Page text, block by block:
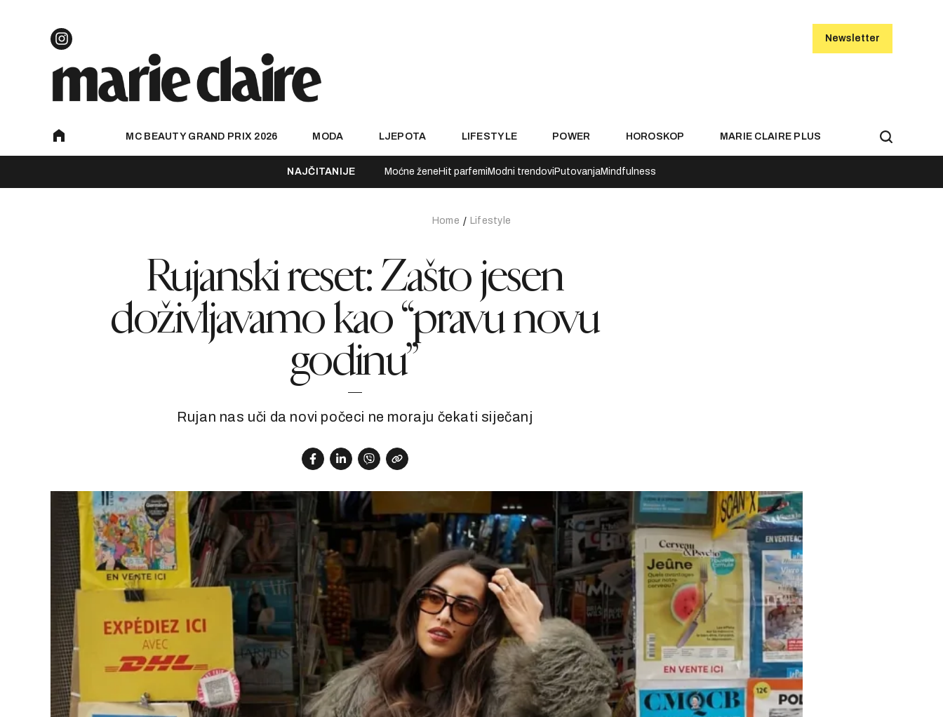
Newsletter
MC BEAUTY GRAND PRIX 2026 MODA LJEPOTA LIFESTYLE POWER HOROSKOP MARIE CLAIRE PLUS
NAJČITANIJE Moćne žene Hit parfemi Modni trendovi PutovanjaMindfulness
Home Lifestyle
Rujanski reset: Zašto jesen
doživljavamo kao “pravu novu
godinu”
Rujan nas uči da novi počeci ne moraju čekati siječanj